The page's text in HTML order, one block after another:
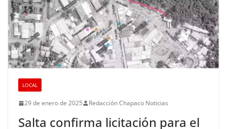
LOCAL
29 de enero de 2025 Redacción Chapaco Noticias
Salta confirma licitación para el